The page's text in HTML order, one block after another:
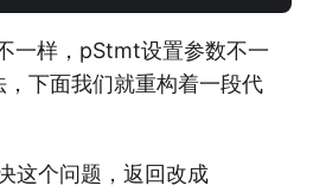
一样，pStmt设置参数不一
下面我们就重构着一段代
这个问题，返回改成